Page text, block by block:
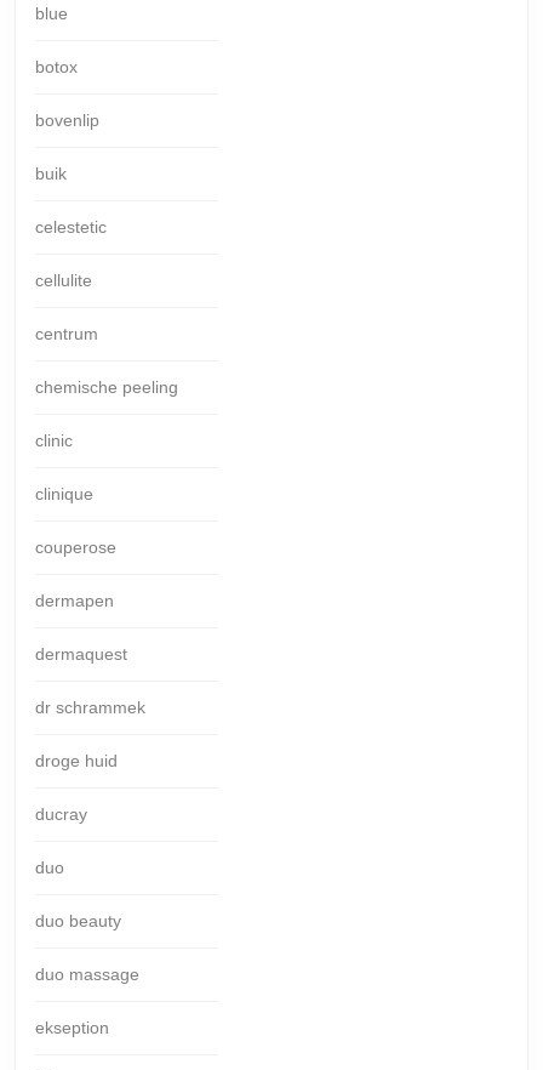
blue
botox
bovenlip
buik
celestetic
cellulite
centrum
chemische peeling
clinic
clinique
couperose
dermapen
dermaquest
dr schrammek
droge huid
ducray
duo
duo beauty
duo massage
ekseption